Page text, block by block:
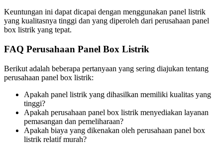
Keuntungan ini dapat dicapai dengan menggunakan panel listrik
yang kualitasnya tinggi dan yang diperoleh dari perusahaan panel
box listrik yang tepat.
FAQ Perusahaan Panel Box Listrik
Berikut adalah beberapa pertanyaan yang sering diajukan tentang
perusahaan panel box listrik:
Apakah panel listrik yang dihasilkan memiliki kualitas yang
tinggi?
Apakah perusahaan panel box listrik menyediakan layanan
pemasangan dan pemeliharaan?
Apakah biaya yang dikenakan oleh perusahaan panel box
listrik relatif murah?